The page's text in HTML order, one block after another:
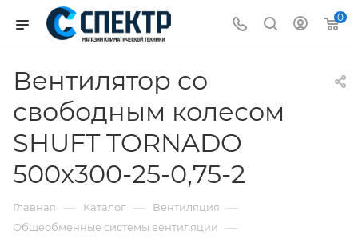
0
Вентилятор cо
свободным колесом
SHUFT TORNADO
500x300-25-0,75-2
Главная — Каталог — Вентиляция —
Общеобменные системы вентиляции —